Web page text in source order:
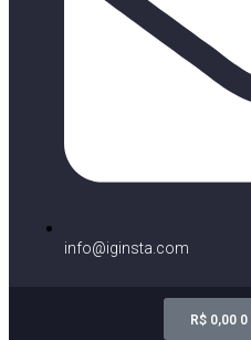
info@iginsta.com
R$0,00 0